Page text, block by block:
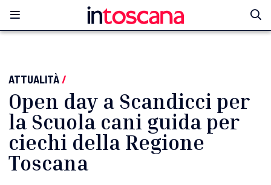
ATTUALITÀ/
Open day a Scandicci per
la Scuola cani guida per
ciechi della Regione
Toscana